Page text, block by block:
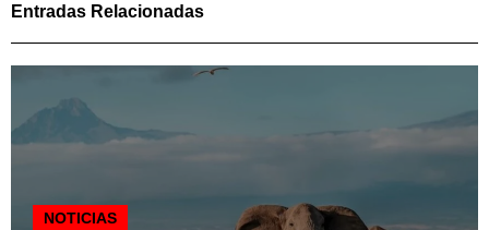
Entradas Relacionadas
NOTICIAS